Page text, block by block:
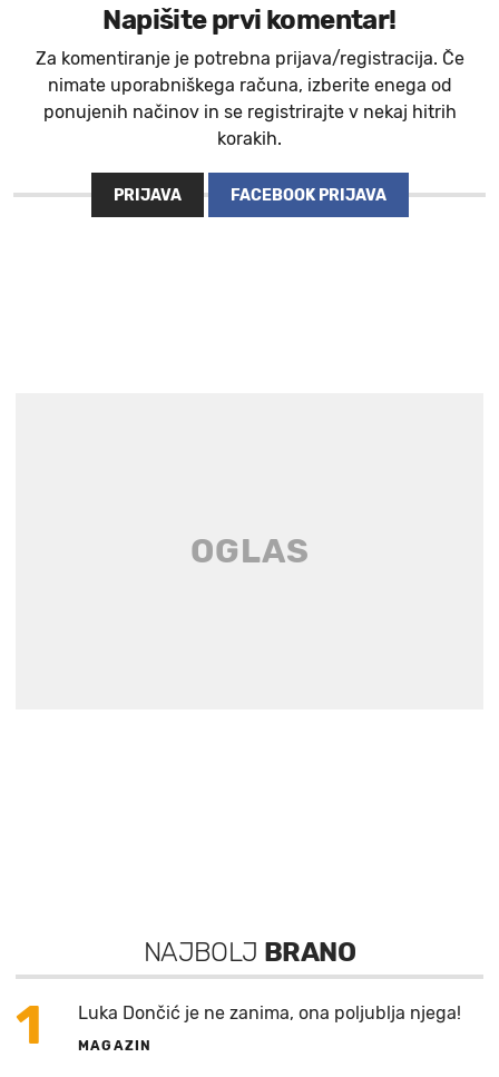
Napišite prvi komentar!
Za komentiranje je potrebna prijava/registracija. Če
nimate uporabniškega računa, izberite enega od
ponujenih načinov in se registrirajte v nekaj hitrih
korakih.
PRIJAVA FACEBOOK PRIJAVA
NAJBOLJ BRANO
1 Luka Dončić je ne zanima, ona poljublja njega!
MAGAZIN